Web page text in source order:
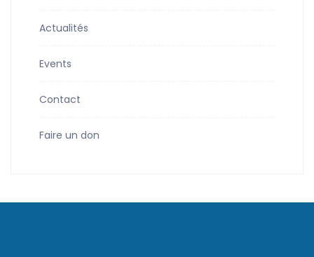
Actualités
Events
Contact
Faire un don